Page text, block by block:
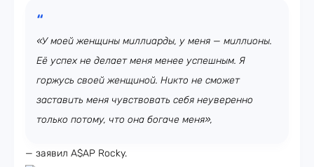
«У моей женщины миллиарды, у меня — миллионы.
Её успех не делает меня менее успешным. Я
горжусь своей женщиной. Никто не сможет
заставить меня чувствовать себя неуверенно
только потому, что она богаче меня»,
— заявил A$AP Rocky.